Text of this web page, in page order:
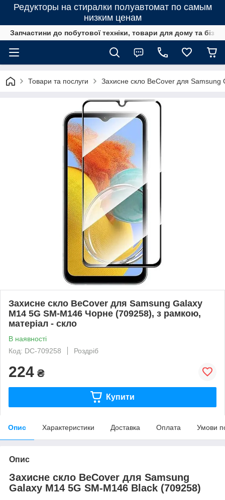
Редукторы на стиралки полуавтомат по самым
низким ценам
Запчастини до побутової техніки, товари для дому та
Товари та послуги Захисне скло BeCover для
Захисне скло BeCover для Samsung Galaxy
M14 5G SM-M146 Чорне (709258), з рамкою,
матеріал - скло
В наявності
Код: DC-709258
Роздріб
224 ₴
Купити
Опис Характеристики Доставка Оплата Умови
Опис
Захисне скло BeCover для Samsung
Galaxy M14 5G SM-M146 Black (709258)